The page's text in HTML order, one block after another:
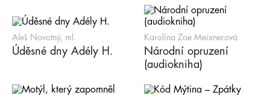
Aleš Novotný, ml.
Úděsné dny Adély H.
Karolína Zoe Meixnerová
Národní opruzení
(audiokniha)